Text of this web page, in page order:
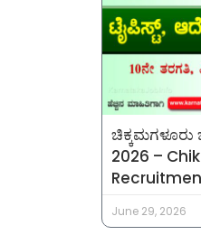
ಚಿಕ್ಕಮಗಳೂರು
2026 –
June 29, 2026